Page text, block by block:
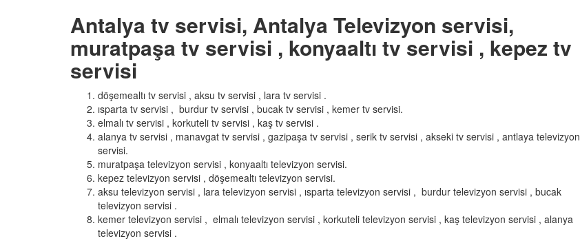
Antalya tv servisi, Antalya Televizyon servisi,
muratpaşa tv servisi , konyaaltı tv servisi , kepez tv
servisi
döşemealtı tv servisi , aksu tv servisi , lara tv servisi .
ısparta tv servisi , burdur tv servisi , bucak tv servisi , kemer tv servisi.
elmalı tv servisi , korkuteli tv servisi , kaş tv servisi .
alanya tv servisi , manavgat tv servisi , gazipaşa tv servisi , serik tv servisi , akseki tv servisi , antlaya televizyon
servisi.
muratpaşa televizyon servisi , konyaaltı televizyon servisi.
kepez televizyon servisi , döşemealtı televizyon servisi.
aksu televizyon servisi , lara televizyon servisi , ısparta televizyon servisi , burdur televizyon servisi , bucak
televizyon servisi .
kemer televizyon servisi , elmalı televizyon servisi , korkuteli televizyon servisi , kaş televizyon servisi , alanya
televizyon servisi .